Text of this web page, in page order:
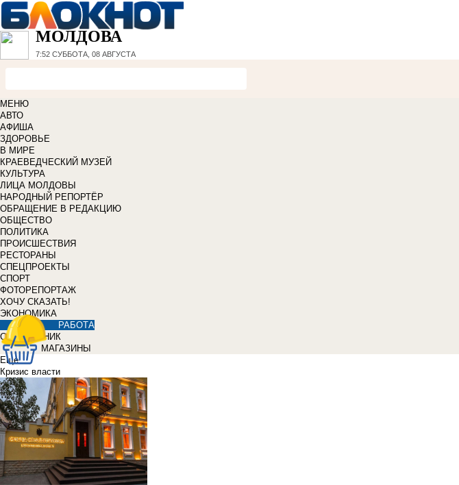
МОЛДОВА
7:52 СУББОТА, 08 АВГУСТА
МЕНЮ
АВТО
АФИША
ЗДОРОВЬЕ
В МИРЕ
КРАЕВЕДЧЕСКИЙ МУЗЕЙ
КУЛЬТУРА
ЛИЦА МОЛДОВЫ
НАРОДНЫЙ РЕПОРТЁР
ОБРАЩЕНИЕ В РЕДАКЦИЮ
ОБЩЕСТВО
ПОЛИТИКА
ПРОИСШЕСТВИЯ
РЕСТОРАНЫ
СПЕЦПРОЕКТЫ
СПОРТ
ФОТОРЕПОРТАЖ
ХОЧУ СКАЗАТЬ!
ЭКОНОМИКА
РАБОТА
СПРАВОЧНИК
МАГАЗИНЫ
Еще
Кризис власти